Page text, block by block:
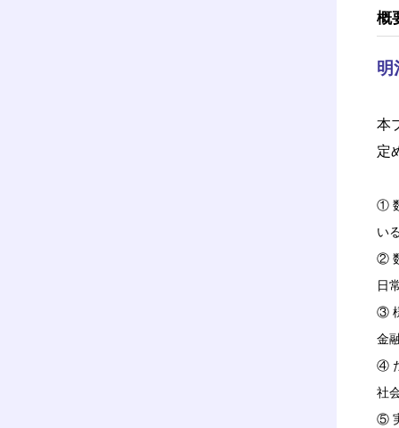
概
明
本
定
①
い
②
日
③
金
④
社
⑤